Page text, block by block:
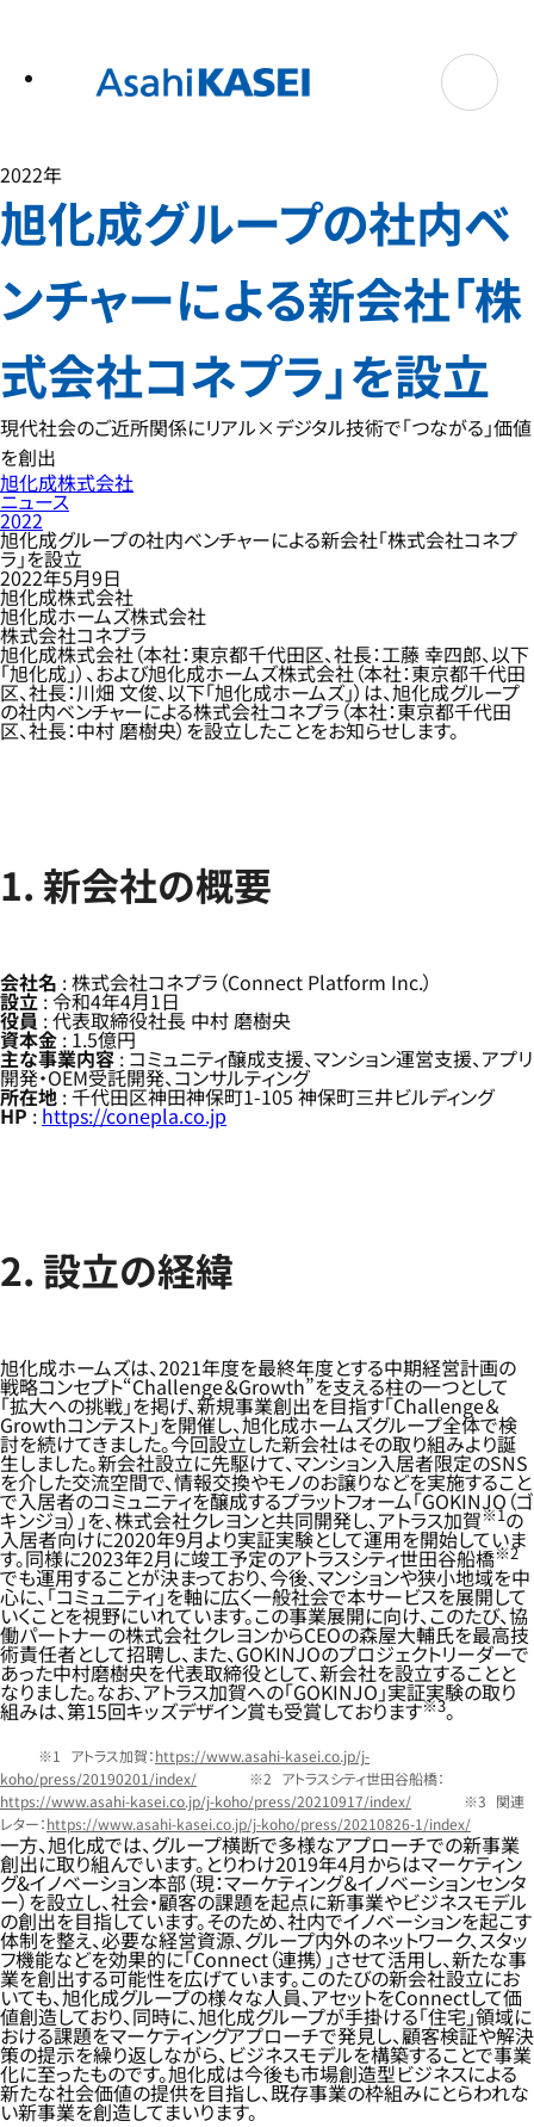
2022年
旭化成グループの社内ベ
ンチャーによる新会社「株
式会社コネプラ」を設立
現代社会のご近所関係にリアル×デジタル技術で「つながる」価値
を創出
旭化成株式会社
ニュース
2022
旭化成グループの社内ベンチャーによる新会社「株式会社コネプ
ラ」を設立
2022年5月9日
旭化成株式会社
旭化成ホームズ株式会社
株式会社コネプラ
旭化成株式会社（本社：東京都千代田区、社長：工藤 幸四郎、以下
「旭化成」）、および旭化成ホームズ株式会社（本社：東京都千代田
区、社長：川畑 文俊、以下「旭化成ホームズ」）は、旭化成グループ
の社内ベンチャーによる株式会社コネプラ（本社：東京都千代田
区、社長：中村 磨樹央）を設立したことをお知らせします。
1. 新会社の概要
会社名 : 株式会社コネプラ（Connect Platform Inc.）
設立 : 令和4年4月1日
役員 : 代表取締役社長 中村 磨樹央
資本金: 1.5億円
主な事業内容: コミュニティ醸成支援、マンション運営支援、アプリ
開発・OEM受託開発、コンサルティング
所在地 : 千代田区神田神保町1-105 神保町三井ビルディング
HP:https://conepla.co.jp
2. 設立の経緯
旭化成ホームズは、2021年度を最終年度とする中期経営計画の
戦略コンセプト“Challenge＆Growth”を支える柱の一つとして
「拡大への挑戦」を掲げ、新規事業創出を目指す「Challenge＆
Growthコンテスト」を開催し、旭化成ホームズグループ全体で検
討を続けてきました。今回設立した新会社はその取り組みより誕
生しました。新会社設立に先駆けて、マンション入居者限定のSNS
を介した交流空間で、情報交換やモノのお譲りなどを実施すること
で入居者のコミュニティを醸成するプラットフォーム「GOKINJO（ゴ
キンジョ）」を、株式会社クレヨンと共同開発し、アトラス加賀※1の
入居者向けに2020年9月より実証実験として運用を開始していま
す。同様に2023年2月に竣工予定のアトラスシティ世田谷船橋※2
でも運用することが決まっており、今後、マンションや狭小地域を中
心に、「コミュ二ティ」を軸に広く一般社会で本サービスを展開して
いくことを視野にいれています。この事業展開に向け、このたび、協
働パートナーの株式会社クレヨンからCEOの森屋大輔氏を最高技
術責任者として招聘し、また、GOKINJOのプロジェクトリーダーで
あった中村磨樹央を代表取締役として、新会社を設立することと
なりました。なお、アトラス加賀への「GOKINJO」実証実験の取り
組みは、第15回キッズデザイン賞も受賞しております※3。
アトラス加賀：https://www.asahi-kasei.co.jp/j-
koho/press/20190201/index/
アトラスシティ世田谷船橋：
https://www.asahi-kasei.co.jp/j-koho/press/20210917/index/
関連
レター：https://www.asahi-kasei.co.jp/j-koho/press/20210826-1/index/
一方、旭化成では、グループ横断で多様なアプローチでの新事業
創出に取り組んでいます。とりわけ2019年4月からはマーケティン
グ&イノベーション本部（現：マーケティング＆イノベーションセンタ
ー）を設立し、社会・顧客の課題を起点に新事業やビジネスモデル
の創出を目指しています。そのため、社内でイノベーションを起こす
体制を整え、必要な経営資源、グループ内外のネットワーク、スタッ
フ機能などを効果的に「Connect（連携）」させて活用し、新たな事
業を創出する可能性を広げています。このたびの新会社設立にお
いても、旭化成グループの様々な人員、アセットをConnectして価
値創造しており、同時に、旭化成グループが手掛ける「住宅」領域に
おける課題をマーケティングアプローチで発見し、顧客検証や解決
策の提示を繰り返しながら、ビジネスモデルを構築することで事業
化に至ったものです。旭化成は今後も市場創造型ビジネスによる
新たな社会価値の提供を目指し、既存事業の枠組みにとらわれな
い新事業を創造してまいります。